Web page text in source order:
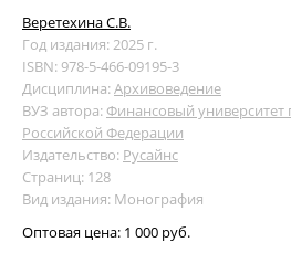
Веретехина С.В.
Год издания: 2025 г.
ISBN: 978-5-466-09195-3
Дисциплина:Архивоведение
ВУЗ автора: Финансовый университет
Российской Федерации
Издательство: Русайнс
Страниц: 128
Вид издания: Монография
Оптовая цена: 1 000 руб.